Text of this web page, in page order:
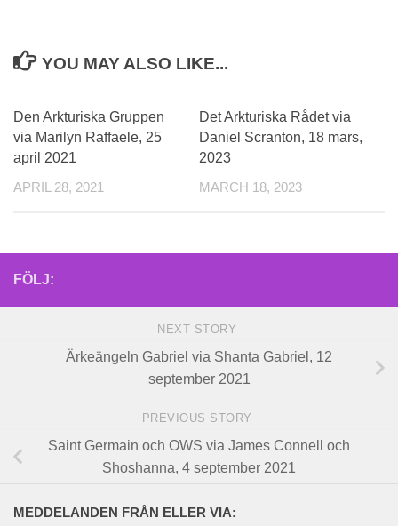
YOU MAY ALSO LIKE...
Den Arkturiska Gruppen
via Marilyn Raffaele, 25
april 2021
APRIL 28, 2021
Det Arkturiska Rådet via
Daniel Scranton, 18 mars,
2023
MARCH 18, 2023
FÖLJ:
NEXT STORY
Ärkeängeln Gabriel via Shanta Gabriel, 12
september 2021
PREVIOUS STORY
Saint Germain och OWS via James Connell och
Shoshanna, 4 september 2021
MEDDELANDEN FRÅN ELLER VIA: